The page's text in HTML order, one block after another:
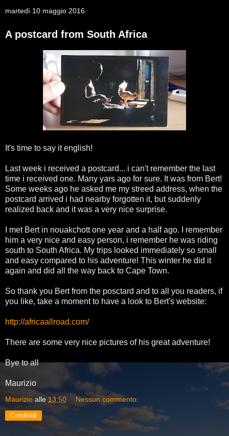
martedì 10 maggio 2016
A postcard from South Africa
It's time to say it english!
Last week i received a postcard... i can't remember the last
time i received one. Many yars ago for sure. It was from Bert!
Some weeks ago he asked me my streed address, when the
postcard arrived i had nearby forgotten it, but suddenly
realized back and it was a very nice surprise.
I met Bert in nouakchott one year and a half ago. I remember
him a very nice and easy person, i remember he was riding
south to South Africa. My trips looked immediately so small
and easy compared to his adventure! This winter he did it
again and did all the way back to Cape Town.
So thank you Bert from the posctard and to all you readers, if
you like, take a moment to have a look to Bert's website:
http://africaallroad.com/
There are some very nice pictures of his great adventure!
Bye to all
Maurizio
Maurizio alle 13:50 Nessun commento:
Condividi